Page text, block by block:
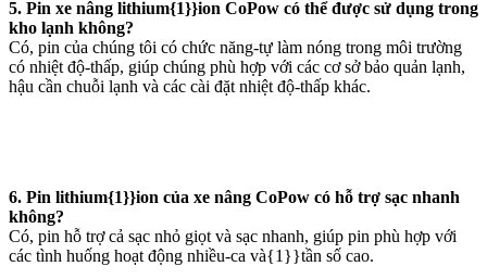
5. Pin xe nâng lithium{1}}ion CoPow có thể được sử dụng trong
kho lạnh không?
Có, pin của chúng tôi có chức năng-tự làm nóng trong môi trường
có nhiệt độ-thấp, giúp chúng phù hợp với các cơ sở bảo quản lạnh,
hậu cần chuỗi lạnh và các cài đặt nhiệt độ-thấp khác.
6. Pin lithium{1}}ion của xe nâng CoPow có hỗ trợ sạc nhanh
không?
Có, pin hỗ trợ cả sạc nhỏ giọt và sạc nhanh, giúp pin phù hợp với
các tình huống hoạt động nhiều-ca và{1}}tần số cao.